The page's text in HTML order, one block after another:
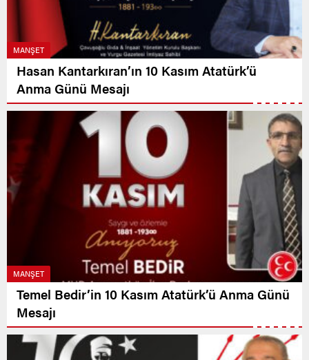
MANŞET
Hasan Kantarkıran’ın 10 Kasım Atatürk’ü
Anma Günü Mesajı
MANŞET
Temel Bedir’in 10 Kasım Atatürk’ü Anma Günü
Mesajı